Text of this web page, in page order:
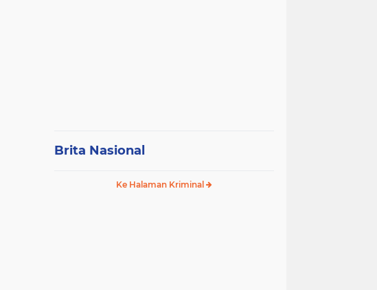
Brita Nasional
Ke Halaman Kriminal